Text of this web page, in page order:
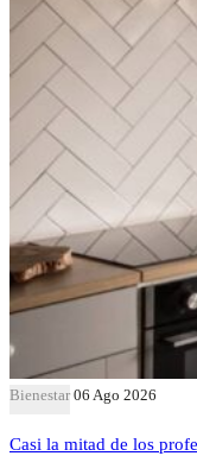
Bienestar 06 Ago 2026
Casi la mitad de los